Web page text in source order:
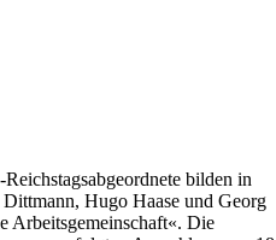
bilden in
Hugo Haase und Georg
Arbeitsgemeinschaft«. Die